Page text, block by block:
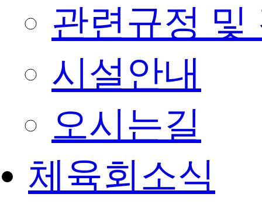
관련규정 및
시설안내
오시는길
체육회소식